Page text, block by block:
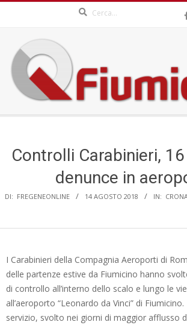
content
MenuControlli Carabinieri,
denunce in
DI: FREGENEONLINE 14 AGOSTO 2018 IN:
I Carabinieri della Compagnia Aeroporti di
delle partenze estive da Fiumicino hanno
di controllo all’interno dello scalo e lungo le
all’aeroporto “Leonardo da Vinci” di
servizio, svolto nei giorni di maggior afflusso